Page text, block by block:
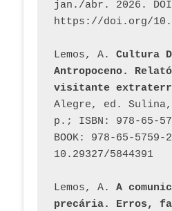
jan./abr. 2026.
https://doi.org/
Lemos, A. Cultura
Antropoceno.
visitante
Alegre, ed. Sulina,
p.; ISBN: 978-65-
BOOK: 978-65-
10.29327/5844391
Lemos, A. A
precária. Erros,